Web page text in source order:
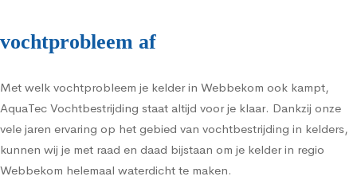
vochtprobleem af
Met welk vochtprobleem je kelder in Webbekom ook kampt,
AquaTec Vochtbestrijding staat altijd voor je klaar. Dankzij onze
vele jaren ervaring op het gebied van vochtbestrijding in kelders,
kunnen wij je met raad en daad bijstaan om je kelder in regio
Webbekom helemaal waterdicht te maken.